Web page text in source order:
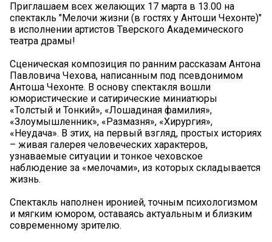
Приглашаем всех желающих 17 марта в 13.00 на
спектакль "Мелочи жизни (в гостях у Антоши Чехонте)"
в исполнении артистов Тверского Академического
театра драмы!
Сценическая композиция по ранним рассказам Антона
Павловича Чехова, написанным под псевдонимом
Антоша Чехонте. В основу спектакля вошли
юмористические и сатирические миниатюры
«Толстый и Тонкий», «Лошадиная фамилия»,
«Злоумышленник», «Размазня», «Хирургия»,
«Неудача». В этих, на первый взгляд, простых историях
– живая галерея человеческих характеров,
узнаваемые ситуации и тонкое чеховское
наблюдение за «мелочами», из которых складывается
жизнь.
Спектакль наполнен иронией, точным психологизмом
и мягким юмором, оставаясь актуальным и близким
современному зрителю.